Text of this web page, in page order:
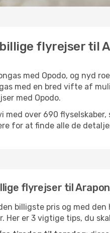
flyrejser til
med Opodo, og nyd
med en bred vifte af
med Opodo.
med over 690
for at finde alle de
flyrejser til
billigste pris og med
Her er 3 vigtige tips, du